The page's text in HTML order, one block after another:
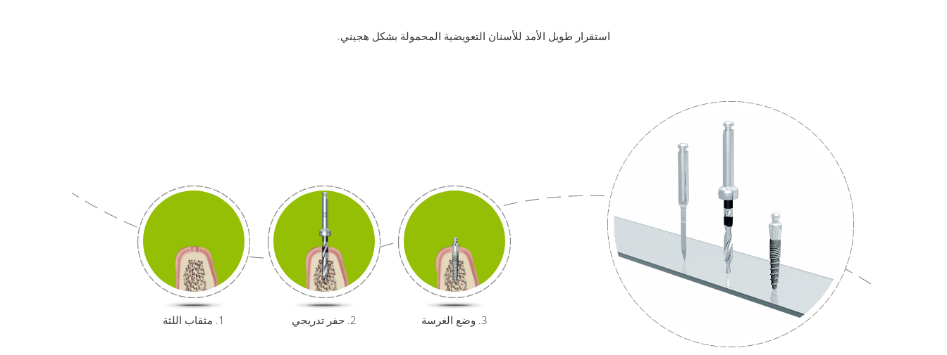
استقرار طويل الأمد للأسنان التعويضية المحمولة بشكل هجيني.
1. مثقاب اللثة 2. حفر تدريجي 3. وضع الغرسة